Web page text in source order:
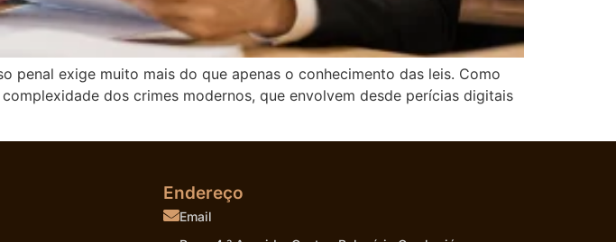
penal exige muito mais do que apenas o conhecimento das leis. Como
dos crimes modernos, que envolvem desde perícias digitais
Endereço
Email